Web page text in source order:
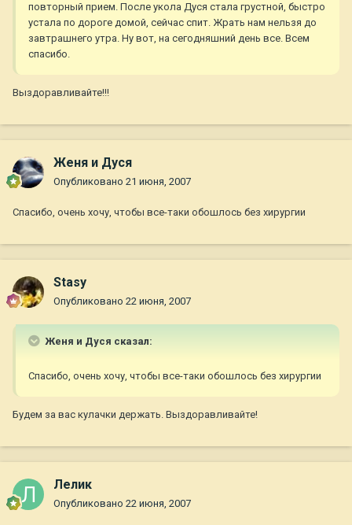
повторный прием. После укола Дуся стала грустной, быстро
устала по дороге домой, сейчас спит. Жрать нам нельзя до
завтрашнего утра. Ну вот, на сегодняшний день все. Всем
спасибо.
Выздоравливайте!!!
Женя и Дуся
Опубликовано 21 июня, 2007
Спасибо, очень хочу, чтобы все-таки обошлось без хирургии
Stasy
Опубликовано 22 июня, 2007
Женя и Дуся сказал:
Спасибо, очень хочу, чтобы все-таки обошлось без хирургии
Будем за вас кулачки держать. Выздоравливайте!
Лелик
Опубликовано 22 июня, 2007